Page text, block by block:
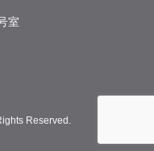
室
Reserved.